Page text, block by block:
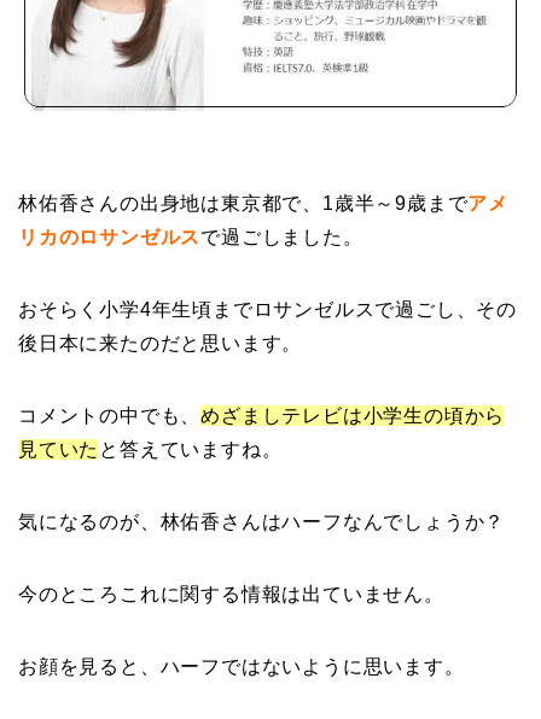
林佑香さんの出身地は東京都で、1歳半～9歳までアメ
リカのロサンゼルスで過ごしました。
おそらく小学4年生頃までロサンゼルスで過ごし、その
後日本に来たのだと思います。
コメントの中でも、めざましテレビは小学生の頃から
見ていた と答えていますね。
気になるのが、林佑香さんはハーフなんでしょうか？
今のところこれに関する情報は出ていません。
お顔を見ると、ハーフではないように思います。